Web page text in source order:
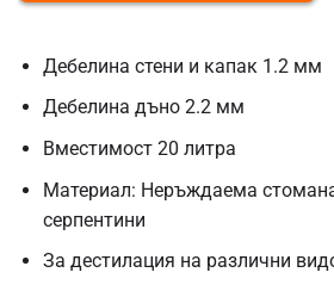
Дебелина стени и капак 1.2 мм
Дебелина дъно 2.2 мм
Вместимост 20 литра
Материал: Неръждаема
серпентини
За дестилация на различни